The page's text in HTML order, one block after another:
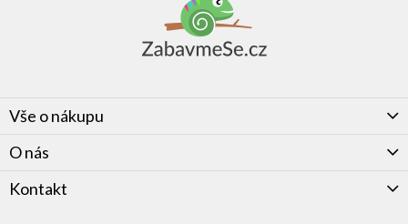
Vše o nákupu
O nás
Kontakt